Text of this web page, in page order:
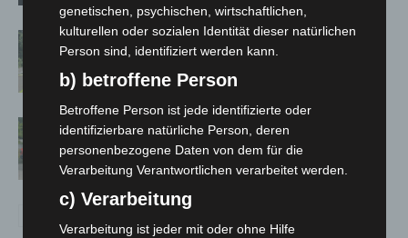
Brand im „Haus der Begegnung“ in
Neuwarmbüchen schnell eingedämmt
Region Hannover: 21 neue
Notfallsanitäter starten beim Roten
Kreuz
genetischen, psychischen, wirtschaftlichen,
kulturellen oder sozialen Identität dieser natürlichen
Person sind, identifiziert werden kann.
b) betroffene Person
Betroffene Person ist jede identifizierte oder
identifizierbare natürliche Person, deren
personenbezogene Daten von dem für die
Verarbeitung Verantwortlichen verarbeitet werden.
c) Verarbeitung
Verarbeitung ist jeder mit oder ohne Hilfe